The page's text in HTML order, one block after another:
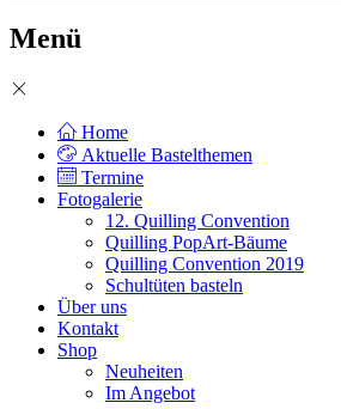
Menü
Home
Aktuelle Bastelthemen
Termine
Fotogalerie
12. Quilling Convention
Quilling PopArt-Bäume
Quilling Convention 2019
Schultüten basteln
Über uns
Kontakt
Shop
Neuheiten
Im Angebot